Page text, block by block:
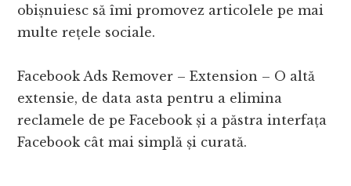
obișnuiesc să îmi promovez articolele pe mai
multe rețele sociale.
Facebook Ads Remover – Extension – O altă
extensie, de data asta pentru a elimina
reclamele de pe Facebook și a păstra interfața
Facebook cât mai simplă și curată.